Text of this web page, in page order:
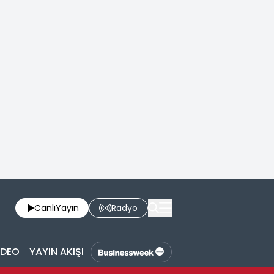
CanlıYayın Radyo
YAYIN AKIŞI